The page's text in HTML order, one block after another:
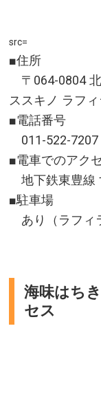
src=
■住所
〒064-0804
ススキノ ラフ
■電話番号
011-522-7207
■電車でのアク
地下鉄東豊線
■駐車場
あり（ラフィ
海味はち
セス